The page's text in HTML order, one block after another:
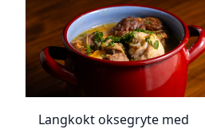
Langkokt oksegryte med